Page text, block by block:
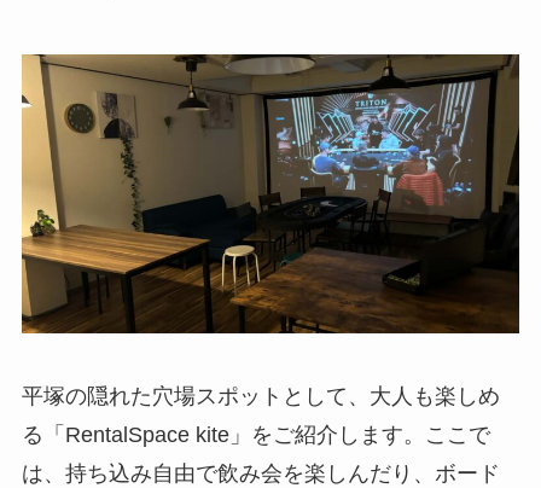
平塚の隠れた穴場スポットとして、大人も楽しめ
る「RentalSpace kite」をご紹介します。ここで
は、持ち込み自由で飲み会を楽しんだり、ボード